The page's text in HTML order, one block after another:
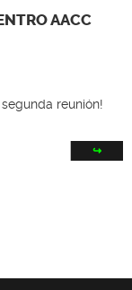
AACC
reunión!
↪